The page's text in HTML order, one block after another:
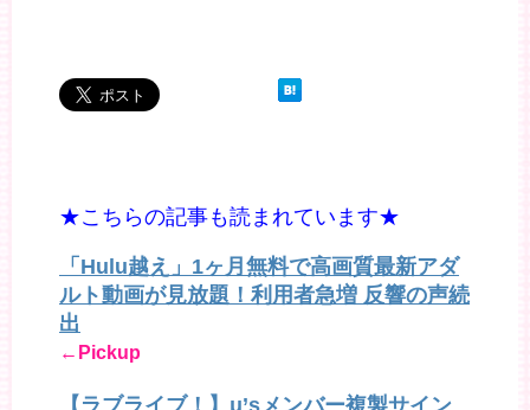
★こちらの記事も読まれています★
「Hulu越え」1ヶ月無料で高画質最新アダ
ルト動画が見放題！利用者急増 反響の声続
出
←Pickup